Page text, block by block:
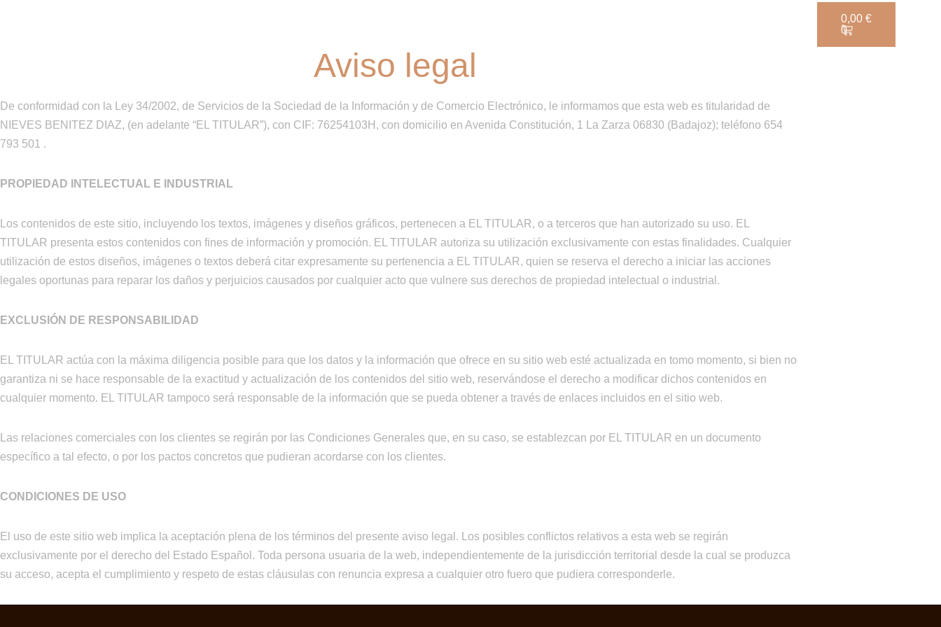
0,00 €
0
Aviso legal
De conformidad con la Ley 34/2002, de Servicios de la Sociedad de la Información y de Comercio Electrónico, le informamos que esta web es titularidad de
NIEVES BENITEZ DIAZ, (en adelante “EL TITULAR”), con CIF: 76254103H, con domicilio en Avenida Constitución, 1 La Zarza 06830 (Badajoz); teléfono 654
793 501 .
PROPIEDAD INTELECTUAL E INDUSTRIAL
Los contenidos de este sitio, incluyendo los textos, imágenes y diseños gráficos, pertenecen a EL TITULAR, o a terceros que han autorizado su uso. EL
TITULAR presenta estos contenidos con fines de información y promoción. EL TITULAR autoriza su utilización exclusivamente con estas finalidades. Cualquier
utilización de estos diseños, imágenes o textos deberá citar expresamente su pertenencia a EL TITULAR, quien se reserva el derecho a iniciar las acciones
legales oportunas para reparar los daños y perjuicios causados por cualquier acto que vulnere sus derechos de propiedad intelectual o industrial.
EXCLUSIÓN DE RESPONSABILIDAD
EL TITULAR actúa con la máxima diligencia posible para que los datos y la información que ofrece en su sitio web esté actualizada en tomo momento, si bien no
garantiza ni se hace responsable de la exactitud y actualización de los contenidos del sitio web, reservándose el derecho a modificar dichos contenidos en
cualquier momento. EL TITULAR tampoco será responsable de la información que se pueda obtener a través de enlaces incluidos en el sitio web.
Las relaciones comerciales con los clientes se regirán por las Condiciones Generales que, en su caso, se establezcan por EL TITULAR en un documento
específico a tal efecto, o por los pactos concretos que pudieran acordarse con los clientes.
CONDICIONES DE USO
El uso de este sitio web implica la aceptación plena de los términos del presente aviso legal. Los posibles conflictos relativos a esta web se regirán
exclusivamente por el derecho del Estado Español. Toda persona usuaria de la web, independientemente de la jurisdicción territorial desde la cual se produzca
su acceso, acepta el cumplimiento y respeto de estas cláusulas con renuncia expresa a cualquier otro fuero que pudiera corresponderle.